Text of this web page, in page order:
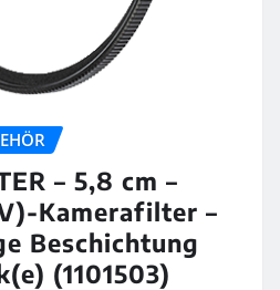
– 5,8 cm –
Kamerafilter –
Beschichtung
(1101503)